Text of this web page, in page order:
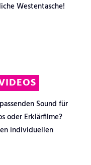
Westentasche!
Sound für
oder Erklärfilme?
individuellen